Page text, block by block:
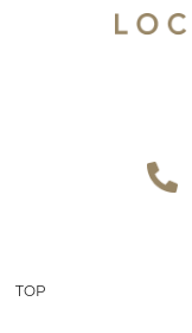
TOP